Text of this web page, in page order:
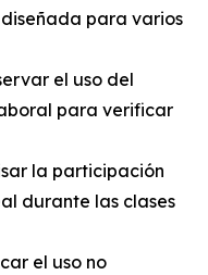
para varios
el uso del
para verificar
la participación
durante las clases
el uso no